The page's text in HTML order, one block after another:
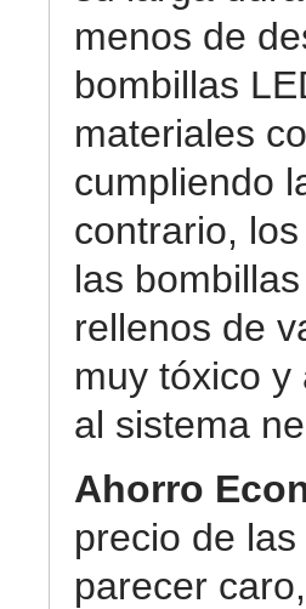
menos de
bombillas
materiales
cumpliendo
contrario,
las
rellenos de
muy tóxico
al sistema
Ahorro
precio de
parecer